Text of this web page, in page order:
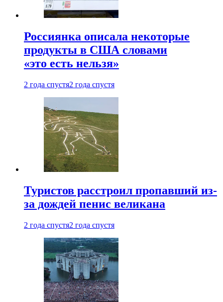
Россиянка описала некоторые
продукты в США словами
«это есть нельзя»
2 года спустя2 года спустя
Туристов расстроил пропавший из-
за дождей пенис великана
2 года спустя2 года спустя